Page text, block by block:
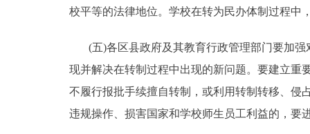
校平等的法律地位。学校在转为民办体制过程
(五)各区县政府及其教育行政管理部门要加强
现并解决在转制过程中出现的新问题。要建立重
不履行报批手续擅自转制，或利用转制转移、侵
违规操作、损害国家和学校师生员工利益的，要